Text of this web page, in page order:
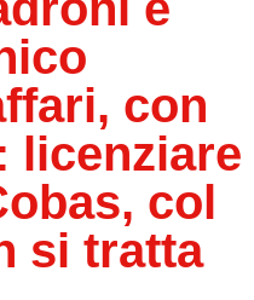
con
licenziare
col
si tratta